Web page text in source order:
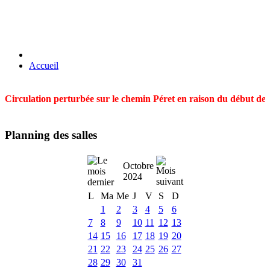
Accueil
Circulation perturbée sur le chemin Péret en raison du début
Planning des salles
Octobre
2024
L
Ma Me J V S
D
1
2 3 4 5
6
7
8 9 10 11 12 13
14 15 16 17 18 19 20
21 22 23 24 25 26 27
28 29 30 31